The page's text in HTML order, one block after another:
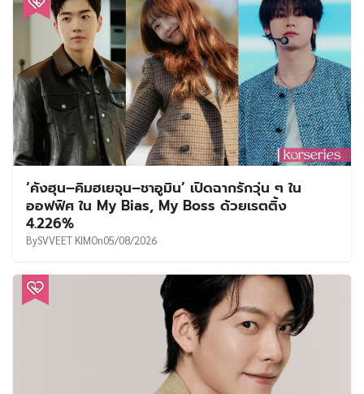
‘คังฮุน–คิมฮเยจุน–ชาอูมิน’ เปิดฉากรักวุ่น ๆ ใน
ออฟฟิศ ใน My Bias, My Boss ด้วยเรตติ้ง
4.226%
BySVVEET KIMOn05/08/2026